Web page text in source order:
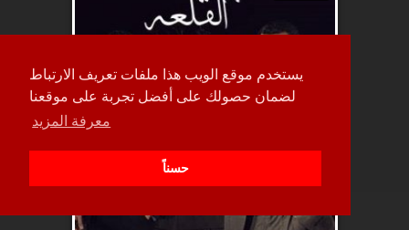
يستخدم موقع الويب هذا ملفات تعريف الارتباط
لضمان حصولك على أفضل تجربة على موقعنا
معرفة المزيد
حسناً